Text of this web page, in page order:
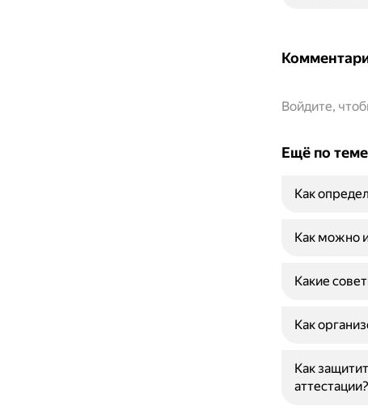
Войдите,
Ещё по теме
Как
Как можно
Какие
Как
Как
аттестации?